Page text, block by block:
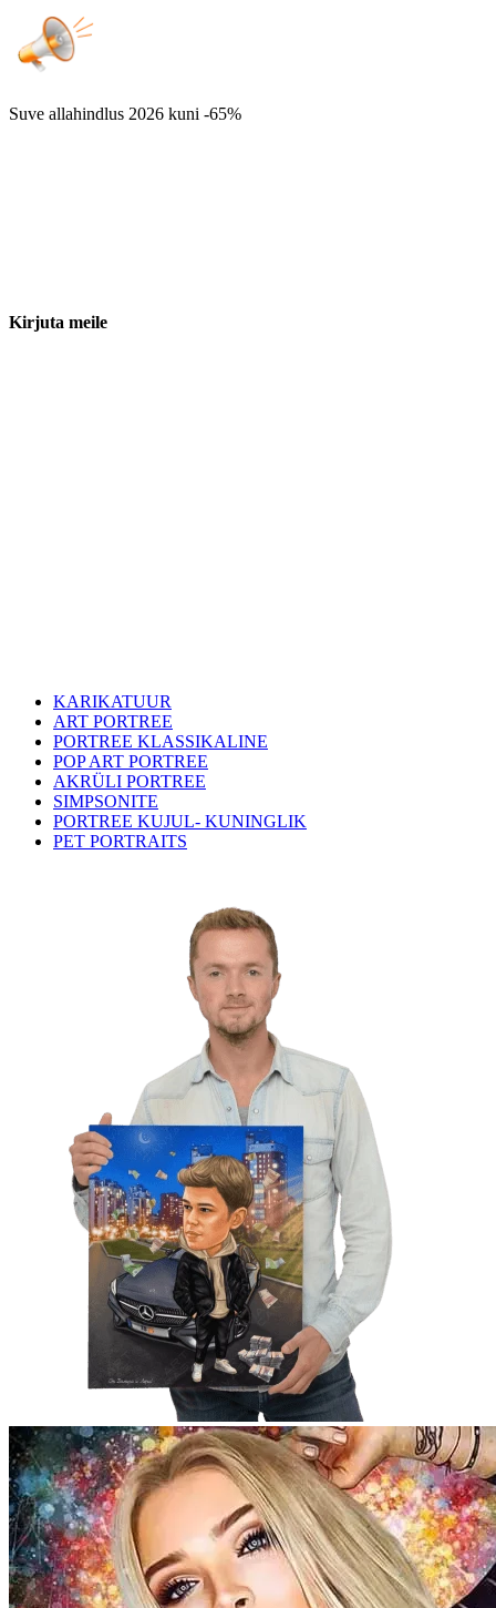
Suve allahindlus 2026 kuni -65%
Kirjuta meile
KARIKATUUR
ART PORTREE
PORTREE KLASSIKALINE
POP ART PORTREE
AKRÜLI PORTREE
SIMPSONITE
PORTREE KUJUL- KUNINGLIK
PET PORTRAITS